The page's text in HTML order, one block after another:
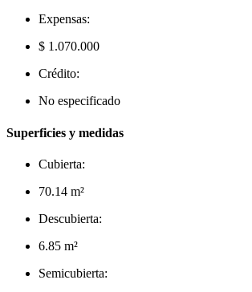
Expensas:
$ 1.070.000
Crédito:
No especificado
Superficies y medidas
Cubierta:
70.14 m²
Descubierta:
6.85 m²
Semicubierta: